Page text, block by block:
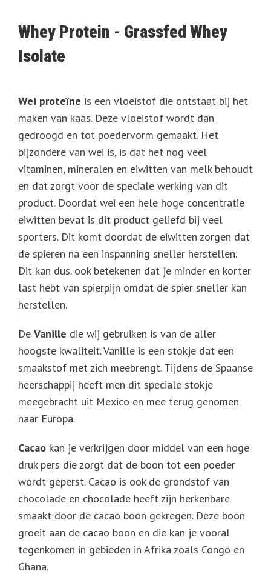
Whey Protein - Grassfed Whey
Isolate
Wei proteïne is een vloeistof die ontstaat bij het
maken van kaas. Deze vloeistof wordt dan
gedroogd en tot poedervorm gemaakt. Het
bijzondere van wei is, is dat het nog veel
vitaminen, mineralen en eiwitten van melk behoudt
en dat zorgt voor de speciale werking van dit
product. Doordat wei een hele hoge concentratie
eiwitten bevat is dit product geliefd bij veel
sporters. Dit komt doordat de eiwitten zorgen dat
de spieren na een inspanning sneller herstellen.
Dit kan dus. ook betekenen dat je minder en korter
last hebt van spierpijn omdat de spier sneller kan
herstellen.
De Vanille die wij gebruiken is van de aller
hoogste kwaliteit. Vanille is een stokje dat een
smaakstof met zich meebrengt. Tijdens de Spaanse
heerschappij heeft men dit speciale stokje
meegebracht uit Mexico en mee terug genomen
naar Europa.
Cacao kan je verkrijgen door middel van een hoge
druk pers die zorgt dat de boon tot een poeder
wordt geperst. Cacao is ook de grondstof van
chocolade en chocolade heeft zijn herkenbare
smaakt door de cacao boon gekregen. Deze boon
groeit aan de cacao boon en die kan je vooral
tegenkomen in gebieden in Afrika zoals Congo en
Ghana.